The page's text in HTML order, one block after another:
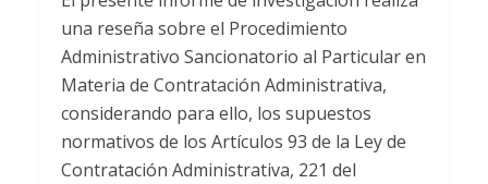
una reseña sobre el Procedimiento
Administrativo Sancionatorio al Particular en
Materia de Contratación Administrativa,
considerando para ello, los supuestos
normativos de los Artículos 93 de la Ley de
Contratación Administrativa, 221 del